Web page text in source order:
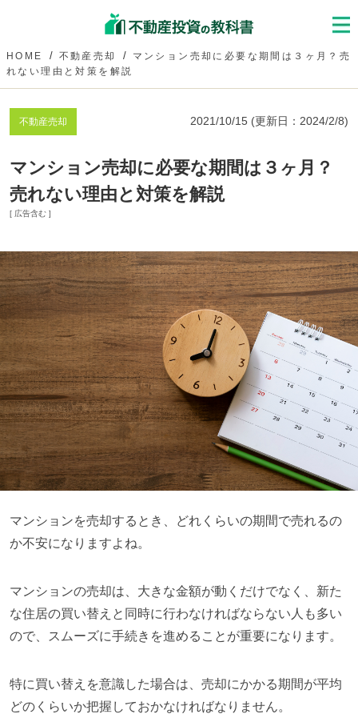
HOME 不動産売却
マンション売却に必要な期間は３ヶ月？売
れない理由と対策を解説
不動産売却 2021/10/15 (更新日： 2024/2/8)
マンション売却に必要な期間は３ヶ月？
売れない理由と対策を解説
[ 広告含む ]
マンションを売却するとき、どれくらいの期間で売れるの
か不安になりますよね。
マンションの売却は、大きな金額が動くだけでなく、新た
な住居の買い替えと同時に行わなければならない人も多い
ので、スムーズに手続きを進めることが重要になります。
特に買い替えを意識した場合は、売却にかかる期間が平均
どのくらいか把握しておかなければなりません。